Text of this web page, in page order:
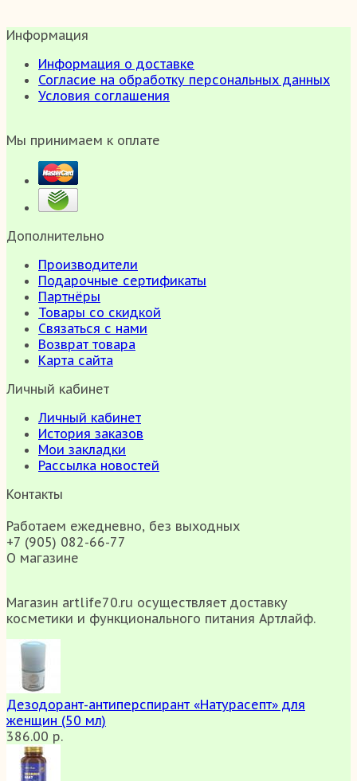
Информация
Информация о доставке
Согласие на обработку персональных данных
Условия соглашения
Мы принимаем к оплате
Дополнительно
Производители
Подарочные сертификаты
Партнёры
Товары со скидкой
Связаться с нами
Возврат товара
Карта сайта
Личный кабинет
Личный кабинет
История заказов
Мои закладки
Рассылка новостей
Контакты
Работаем ежедневно, без выходных
+7 (905) 082-66-77
О магазине
Магазин artlife70.ru осуществляет доставку
косметики и функционального питания Артлайф.
Дезодорант-антиперспирант «Натурасепт» для
женщин (50 мл)
386.00 р.